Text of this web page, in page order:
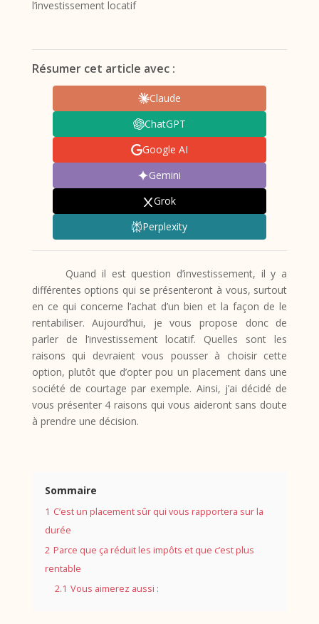
l’investissement locatif
Résumer cet article avec :
Claude
ChatGPT
Google AI
Gemini
Grok
Perplexity
Quand il est question d’investissement, il y a
différentes options qui se présenteront à vous, surtout
en ce qui concerne l’achat d’un bien et la façon de le
rentabiliser. Aujourd’hui, je vous propose donc de
parler de l’investissement locatif. Quelles sont les
raisons qui devraient vous pousser à choisir cette
option, plutôt que d’opter pou un placement dans une
société de courtage par exemple. Ainsi, j’ai décidé de
vous présenter 4 raisons qui vous aideront sans doute
à prendre une décision.
Sommaire
1 C’est un placement sûr qui vous rapportera sur la
durée
2 Parce que ça réduit les impôts et que c’est plus
rentable
2.1 Vous aimerez aussi :